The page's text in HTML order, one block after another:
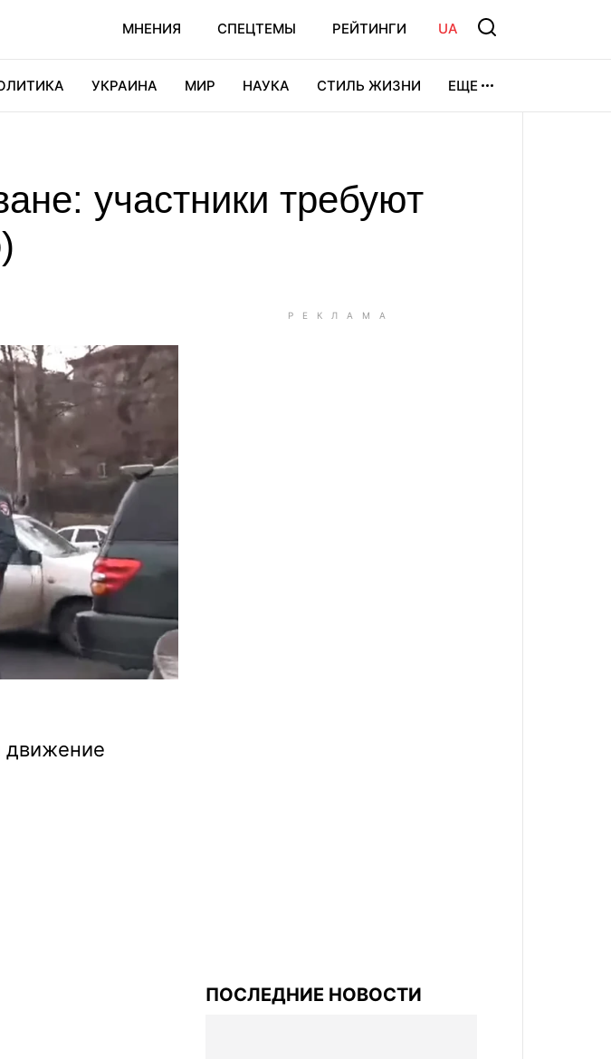
МНЕНИЯ СПЕЦТЕМЫ РЕЙТИНГИ UA
УКРАИНА МИР НАУКА СТИЛЬ ЖИЗНИ ЕЩЕ
участники требуют
движение
ПОСЛЕДНИЕ НОВОСТИ